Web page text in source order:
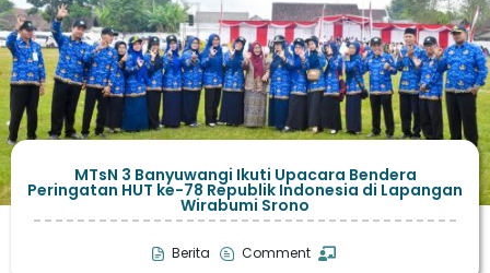
MTsN 3 Banyuwangi Ikuti Upacara Bendera
Peringatan HUT ke-78 Republik Indonesia di Lapangan
Wirabumi Srono
Berita Comment